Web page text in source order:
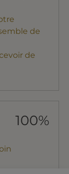
de
de
100%